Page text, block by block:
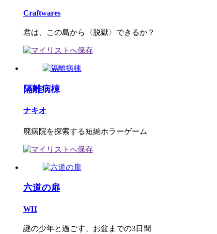
Craftwares
君は、この島から〈脱獄〉できるか？
隔離病棟
ナキオ
廃病院を探索する短編ホラーゲーム
六道の扉
WH
謎の少年と過ごす、お盆までの3日間